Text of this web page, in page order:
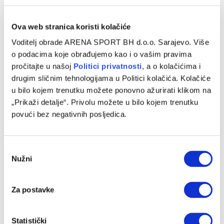
Ova web stranica koristi kolačiće
Voditelj obrade ARENA SPORT BH d.o.o. Sarajevo. Više
o podacima koje obrađujemo kao i o vašim pravima
pročitajte u našoj Politici privatnosti, a o kolačićima i
drugim sličnim tehnologijama u Politici kolačića. Kolačiće
u bilo kojem trenutku možete ponovno ažurirati klikom na
„Prikaži detalje“. Privolu možete u bilo kojem trenutku
povući bez negativnih posljedica.
Selection
Nužni
Za postavke
Statistički
ABA LIGA
Dubai srušio Budućnost za vrh ABA lige, Musa
ponovo odličan
13/04/2026
Košarkaši Dubaija upisali su važnu pobjedu u sedmom kolu
Top 8 faze ABA lige, savladavši Budućnost rezultatom
89:78, čime su…